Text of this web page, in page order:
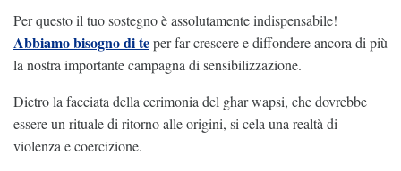
Per questo il tuo sostegno è assolutamente indispensabile!
Abbiamo bisogno di teper far crescere e diffondere ancora di più
la nostra importante campagna di sensibilizzazione.
Dietro la facciata della cerimonia del ghar wapsi, che dovrebbe
essere un rituale di ritorno alle origini, si cela una realtà di
violenza e coercizione.